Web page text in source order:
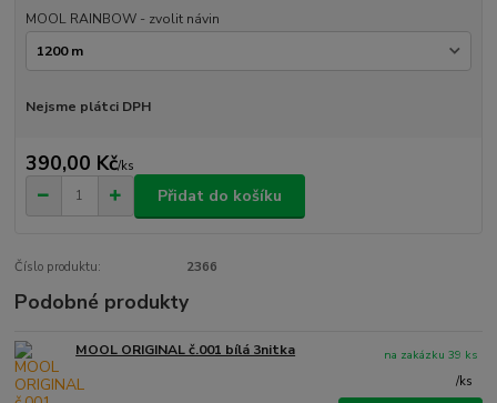
MOOL RAINBOW - zvolit návin
Nejsme plátci DPH
390,00 Kč/ks
Přidat do košíku
Číslo produktu: 2366
Podobné produkty
MOOL ORIGINAL č.001 bílá 3nitka
/ks
na zakázku 39 ks